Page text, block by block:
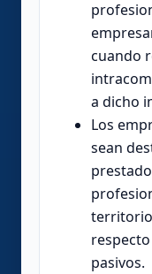
cuando
a dicho
Los
sean
pasivos.